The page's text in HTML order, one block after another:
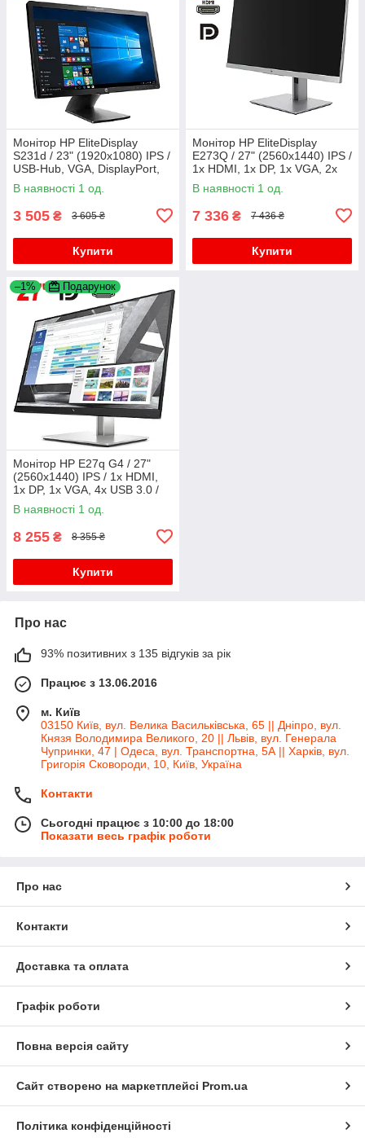
Монітор HP EliteDisplay
S231d / 23" (1920x1080) IPS /
USB-Hub, VGA, DisplayPort,
LAN (RJ-45), Audio / WebCam
/ VESA 100x100 +
В наявності 1 од.
3 505 ₴ 3 605 ₴
Купити
Монітор HP EliteDisplay
E273Q / 27" (2560x1440) IPS /
1x HDMI, 1x DP, 1x VGA, 2x
USB 3.0, 1x USB Type-C /
VESA 100x100 / Pivot
В наявності 1 од.
7 336 ₴ 7 436 ₴
Купити
–1% Подарунок
Монітор HP E27q G4 / 27"
(2560x1440) IPS / 1x HDMI,
1x DP, 1x VGA, 4x USB 3.0 /
VESA 100x100 / Pivot
В наявності 1 од.
8 255 ₴ 8 355 ₴
Купити
Про нас
93% позитивних з 135 відгуків за рік
Працює з 13.06.2016
м. Київ
03150 Київ, вул. Велика Васильківська, 65 || Дніпро, вул.
Князя Володимира Великого, 20 || Львів, вул. Генерала
Чупринки, 47 | Одеса, вул. Транспортна, 5А || Харків, вул.
Григорія Сковороди, 10, Київ, Україна
Контакти
Сьогодні працює з 10:00 до 18:00
Показати весь графік роботи
Про нас
Контакти
Доставка та оплата
Графік роботи
Повна версія сайту
Сайт створено на маркетплейсі Prom.ua
Політика конфіденційності